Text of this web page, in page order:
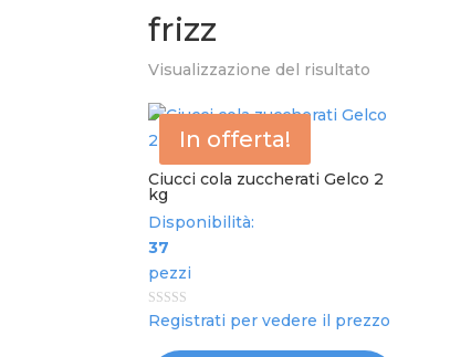
frizz
Visualizzazione del risultato
In offerta!
Ciucci cola zuccherati Gelco 2
kg
Disponibilità:
37
pezzi
0
out
Registrati per vedere il prezzo